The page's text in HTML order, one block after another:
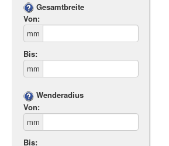
Gesamtbreite
Von:
mm
Bis:
mm
Wenderadius
Von:
mm
Bis: